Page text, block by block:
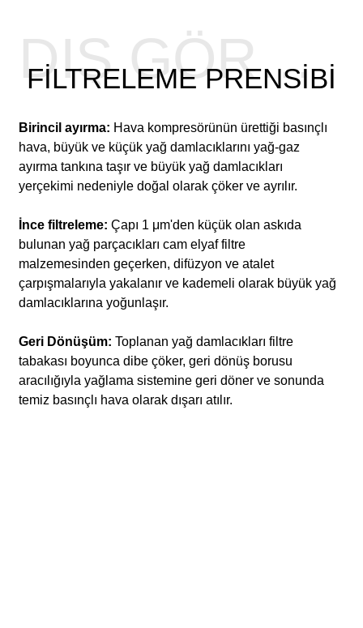
FILTRELEME PRENSIBI
DIŞ GÖRÜNÜŞ
Birincil ayırma: Hava kompresörünün ürettiği basınçlı
hava, büyük ve küçük yağ damlacıklarını yağ-gaz
ayırma tankına taşır ve büyük yağ damlacıkları
yerçekimi nedeniyle doğal olarak çöker ve ayrılır.
İnce filtreleme: Çapı 1 μm'den küçük olan askıda
bulunan yağ parçacıkları cam elyaf filtre
malzemesinden geçerken, difüzyon ve atalet
çarpışmalarıyla yakalanır ve kademeli olarak büyük yağ
damlacıklarına yoğunlaşır.
Geri Dönüşüm: Toplanan yağ damlacıkları filtre
tabakası boyunca dibe çöker, geri dönüş borusu
aracılığıyla yağlama sistemine geri döner ve sonunda
temiz basınçlı hava olarak dışarı atılır.